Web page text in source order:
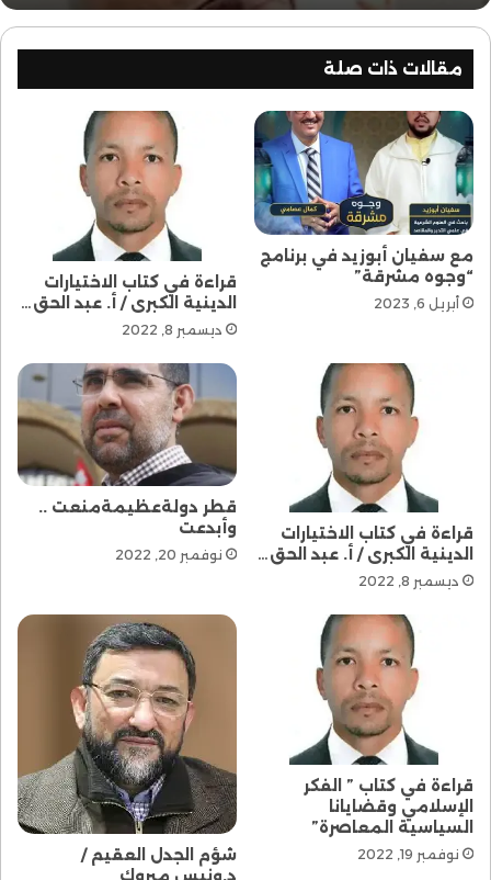
مقالات ذات صلة
مع سفيان أبوزيد في برنامج
“وجوه مشرقة”
أبريل 6, 2023
قراءة في كتاب الاختيارات
الدينية الكبرى / أ. عبد الحق…
ديسمبر 8, 2022
قراءة في كتاب الاختيارات
الدينية الكبرى / أ. عبد الحق…
ديسمبر 8, 2022
قطر دولةعظيمةمنعت ..
وأبدعت
نوفمبر 20, 2022
قراءة في كتاب ” الفكر
الإسلامي وقضايانا
السياسية المعاصرة”
نوفمبر 19, 2022
شؤم الجدل العقيم /
د.ونيس مبروك